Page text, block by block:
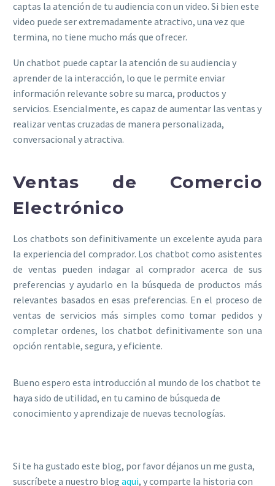
captas la atención de tu audiencia con un video. Si bien este
video puede ser extremadamente atractivo, una vez que
termina, no tiene mucho más que ofrecer.
Un chatbot puede captar la atención de su audiencia y
aprender de la interacción, lo que le permite enviar
información relevante sobre su marca, productos y
servicios. Esencialmente, es capaz de aumentar las ventas y
realizar ventas cruzadas de manera personalizada,
conversacional y atractiva.
Ventas de Comercio
Electrónico
Los chatbots son definitivamente un excelente ayuda para
la experiencia del comprador. Los chatbot como asistentes
de ventas pueden indagar al comprador acerca de sus
preferencias y ayudarlo en la búsqueda de productos más
relevantes basados en esas preferencias. En el proceso de
ventas de servicios más simples como tomar pedidos y
completar ordenes, los chatbot definitivamente son una
opción rentable, segura, y eficiente.
Bueno espero esta introducción al mundo de los chatbot te
haya sido de utilidad, en tu camino de búsqueda de
conocimiento y aprendizaje de nuevas tecnologías.
Si te ha gustado este blog, por favor déjanos un me gusta,
suscríbete a nuestro blog aqui, y comparte la historia con